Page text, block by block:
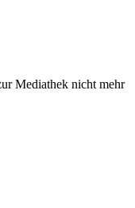
Mediathek nicht mehr